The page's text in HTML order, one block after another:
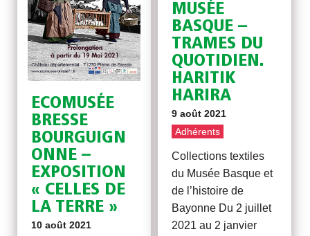
ECOMUSÉE
BRESSE
BOURGUIGN
ONNE –
EXPOSITION
« CELLES DE
LA TERRE »
10 août 2021
MUSÉE
BASQUE –
TRAMES DU
QUOTIDIEN.
HARITIK
HARIRA
9 août 2021
Adhérents
Collections textiles
du Musée Basque et
de l’histoire de
Bayonne Du 2 juillet
2021 au 2 janvier